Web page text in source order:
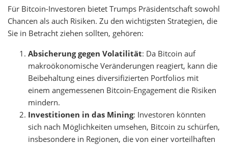
Für Bitcoin-Investoren bietet Trumps Präsidentschaft sowohl
Chancen als auch Risiken. Zu den wichtigsten Strategien, die
Sie in Betracht ziehen sollten, gehören:
Absicherung gegen Volatilität: Da Bitcoin auf
makroökonomische Veränderungen reagiert, kann die
Beibehaltung eines diversifizierten Portfolios mit
einem angemessenen Bitcoin-Engagement die Risiken
mindern.
Investitionen in das Mining: Investoren könnten
sich nach Möglichkeiten umsehen, Bitcoin zu schürfen,
insbesondere in Regionen, die von einer vorteilhaften